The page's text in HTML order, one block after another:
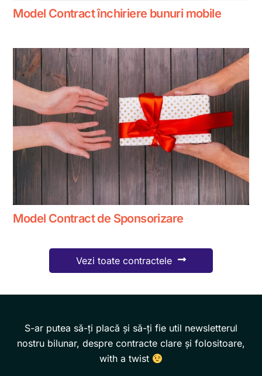
Model Contract închiriere bunuri mobile
Model Contract de Sponsorizare
Vezi toate contractele
S-ar putea să-ți placă și să-ți fie util newsletterul
nostru bilunar, despre contracte clare și folositoare,
with a twist